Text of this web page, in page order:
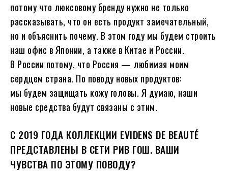
потому что люксовому бренду нужно не только
рассказывать, что он есть продукт замечательный,
но и объяснить почему. В этом году мы будем строить
наш офис в Японии, а также в Китае и России.
В России потому, что Россия — любимая моим
сердцем страна. По поводу новых продуктов:
мы будем защищать кожу головы. Я думаю, наши
новые средства будут связаны с этим.
С 2019 ГОДА КОЛЛЕКЦИИ EVIDENS DE BEAUTÉ
ПРЕДСТАВЛЕНЫ В СЕТИ РИВ ГОШ. ВАШИ
ЧУВСТВА ПО ЭТОМУ ПОВОДУ?